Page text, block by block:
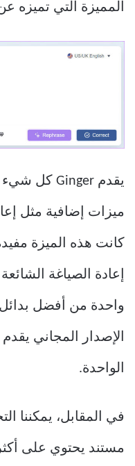
المميزة التي تميزه
ميزات إضافية مثل
كانت هذه الميزة
الواحدة.
في المقابل، يمكننا